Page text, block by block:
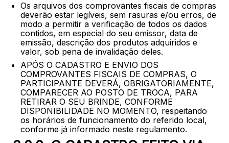
Os arquivos dos comprovantes fiscais de compras
deverão estar legíveis, sem rasuras e/ou erros, de
modo a permitir a verificação de todos os dados
contidos, em especial do seu emissor, data de
emissão, descrição dos produtos adquiridos e
valor, sob pena de invalidação deles.
APÓS O CADASTRO E ENVIO DOS
COMPROVANTES FISCAIS DE COMPRAS, O
PARTICIPANTE DEVERÁ, OBRIGATORIAMENTE,
COMPARECER AO POSTO DE TROCA, PARA
RETIRAR O SEU BRINDE, CONFORME
DISPONIBILIDADE NO MOMENTO, respeitando
os horários de funcionamento do referido local,
conforme já informado neste regulamento.